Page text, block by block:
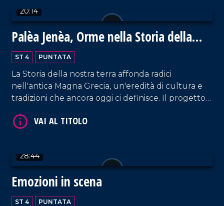
20:14
Palèa Jenèa, Orme nella Storia della
Calabria Greca
ST 4 PUNTATA
La Storia della nostra terra affonda radici
nell'antica Magna Grecia, un'eredità di cultura e
tradizioni che ancora oggi ci definisce. Il progetto
profondo, coinvolgendo tutte le scuole di Reggio
28:44
Emozioni in scena
ST 4 PUNTATA
VAI AL TITOLO
VAI AL TITOLO